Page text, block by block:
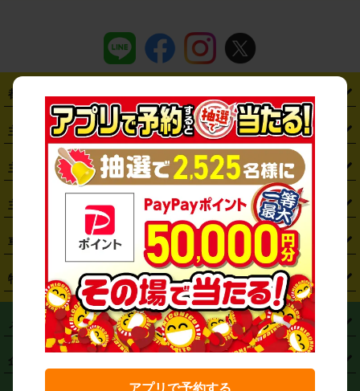
都道府県から探す
・ 北海道 ・青森県 ・岩手県 ・宮城県 ・秋田県 ・山形県
・東京都 ・神奈川県 ・埼玉県 ・千葉県 ・
・ 栃木県 ・群馬県 ・山梨県 ・愛知県 ・静岡県 ・岐阜県
・ 新潟県 富山県 ・石川県 ・福井県 ・大阪府
京都府 滋賀県 ・和歌山県 ・ 奈良県 ・三重県
・島根県 ・岡山県 ・広島県 ・山口県 ・徳島県
香川県 ・愛媛県 ・高知県 ・福岡県 ・佐賀県 ・長崎県
熊本県 ・大分県 ・宮崎県 ・鹿児島県 ・沖縄県
主要駅から探す
・ 札幌駅 ・仙台駅 ・新宿駅 ・池袋駅 ・渋谷駅 東京駅
・川崎駅 ・大宮駅 ・西船橋駅 ・柏駅 ・名古屋駅
・ 難波駅 三宮駅 ・京都駅 ・ 広島駅 ・博多駅
・ 那覇空港駅
主要空港から探す
・ 新千歳空港 仙台空港
・ 羽田空港
・ 中部国際空港セントレア 関西国際空港
・ 大阪国際空港（伊丹空港） ・神戸空港
・ 岡山空港 ・徳島空港
・ 福岡空港 ・鹿児島空港
・
主要都市から探す
・仙台市
・さいたま市
・ 横浜市 ・川崎市
相模原市 ・新潟市
静岡市 ・浜松市
・ 名古屋市 ・京都市
車種から探す
・コンパクトカー ・ステーションワゴン・セダン
ミニバン・ワンボックス ・ 高級ミニバン・ワンボックス
・ 軽トラック・商用バン
トラック・バン (タウンエースバン、ライトエースバン等)
(ハイエースバン・キャラバン等)
特徴から探す
ハイブリッド ・宅配レンタカー ・ETCカードレンタル
・ 長期レンタル ・ 深夜時間帯レンタル ・免責補償プラス
・
メニュー
トップページ ・はじめての方へ ・ご利用案内
予約から返却まで
企業情報
アプリで予約する